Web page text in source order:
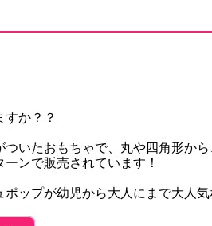
か？？
いたおもちゃで、丸や四角形か
ンで販売されています！
ップが幼児から大人にまで大人気